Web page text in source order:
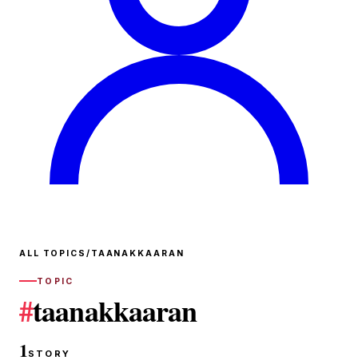
ALL TOPICS / TAANAKKAARAN
TOPIC
#taanakkaaran
1STORY